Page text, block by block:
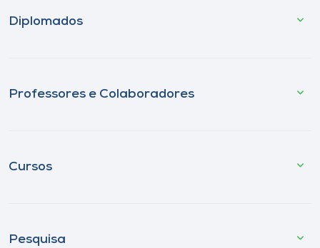
Diplomados
Professores e Colaboradores
Cursos
Pesquisa